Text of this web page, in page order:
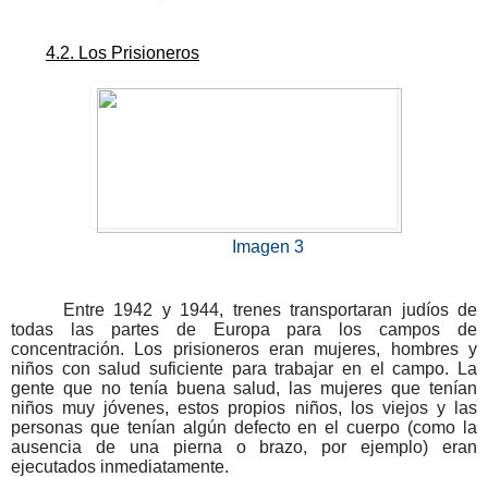
4.2. Los Prisioneros
Imagen 3
Entre 1942 y 1944, trenes transportaran judíos de
todas las partes de Europa para los campos de
concentración. Los prisioneros eran mujeres, hombres y
niños con salud suficiente para trabajar en el campo. La
gente que no tenía buena salud, las mujeres que tenían
niños muy jóvenes, estos propios niños, los viejos y las
personas que tenían algún defecto en el cuerpo (como la
ausencia de una pierna o brazo, por ejemplo) eran
ejecutados inmediatamente.